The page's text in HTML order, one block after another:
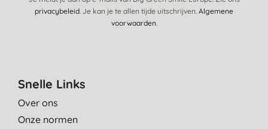
Ruikt heerlijk, wel wat azijn toevoegen
Ruikt heerlijk fris. Goede tip om te combineren met azijn. Ruik je
inderdaad niks van
privacybeleid. Je kan je te allen tijde uitschrijven. Algemene
voorwaarden.
Snelle Links
Over ons
Onze normen